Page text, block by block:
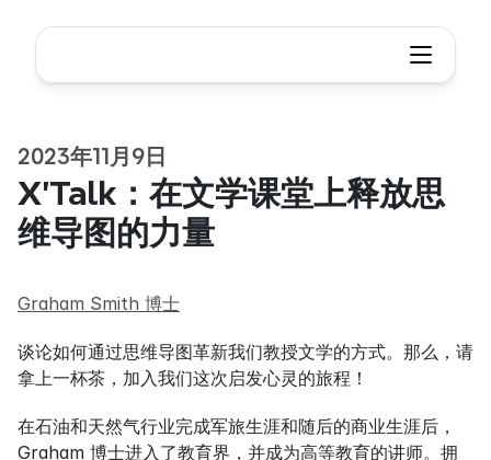
2023年11月9日
X’Talk：在文学课堂上释放思
维导图的力量
Graham Smith 博士
谈论如何通过思维导图革新我们教授文学的方式。那么，请
拿上一杯茶，加入我们这次启发心灵的旅程！
在石油和天然气行业完成军旅生涯和随后的商业生涯后，
Graham 博士进入了教育界，并成为高等教育的讲师。拥